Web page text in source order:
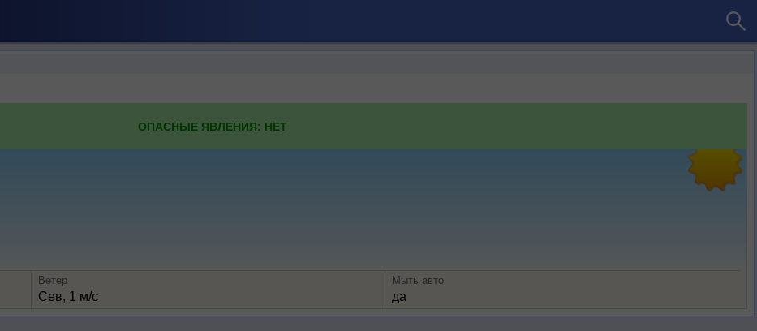
ОПАСНЫЕ ЯВЛЕНИЯ: НЕТ
Ветер
Сев, 1 м/с
Мыть авто
да